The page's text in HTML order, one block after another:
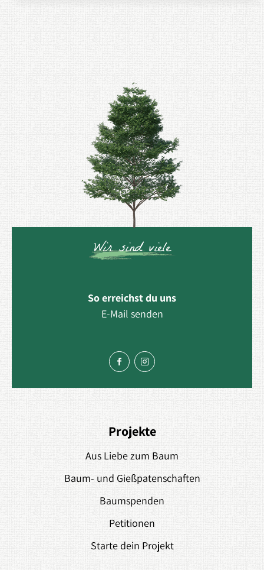
Wir sind viele
So erreichst du uns
E-Mail senden
Projekte
Aus Liebe zum Baum
Baum- und Gießpatenschaften
Baumspenden
Petitionen
Starte dein Projekt